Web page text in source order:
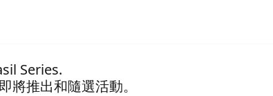
Series.
將推出和隨選活動。